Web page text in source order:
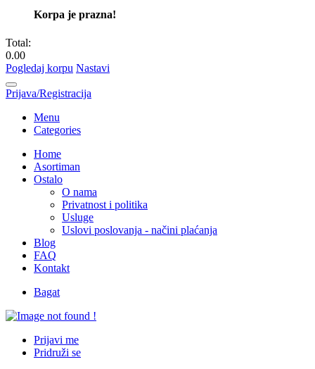
Korpa je prazna!
Total:
0.00
Pogledaj korpu Nastavi
Prijava/Registracija
Menu
Categories
Home
Asortiman
Ostalo
O nama
Privatnost i politika
Usluge
Uslovi poslovanja - načini plaćanja
Blog
FAQ
Kontakt
Bagat
Prijavi me
Pridruži se